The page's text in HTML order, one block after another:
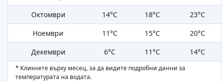
Октомври
14°C 18°C
23°C
Ноември
11°C 15°C
20°C
Декември
6°C 11°C 14°C
* Кликнете върху месец, за да видите подробни данни за
температурата на водата.